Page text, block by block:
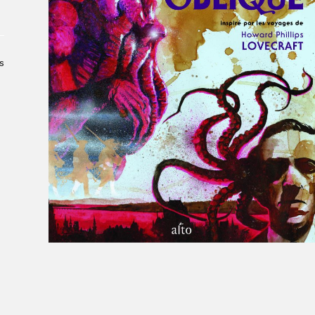
Le Salon dans la ville, espace
organisateur⋅rice
> SLM Pro